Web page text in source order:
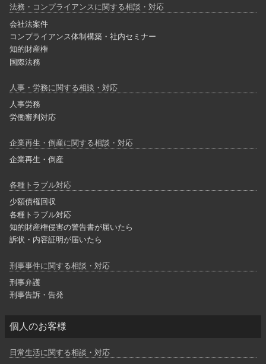
法務・コンプライアンスに関する相談・対応
会社法案件
コンプライアンス体制構築・社内セミナー
知的財産権
国際法務
人事・労務に関する相談・対応
人事労務
労働審判対応
企業再生・倒産に関する相談・対応
企業再生・倒産
各種トラブル対応
少額債権回収
各種トラブル対応
知的財産権侵害の警告書が届いたら
訴状・内容証明が届いたら
刑事事件に関する相談・対応
刑事弁護
刑事告訴・告発
個人のお客様
日常生活に関する相談・対応